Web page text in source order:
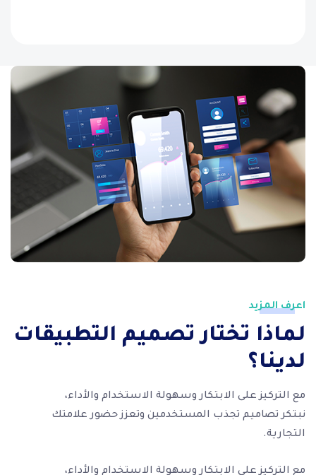
اعرف المزيد
لماذا تختار تصميم التطبيقات
لدينا؟
مع التركيز على الابتكار وسهولة الاستخدام والأداء،
نبتكر تصاميم تجذب المستخدمين وتعزز حضور علامتك
التجارية.
مع التركيز على الابتكار وسهولة الاستخدام والأداء،